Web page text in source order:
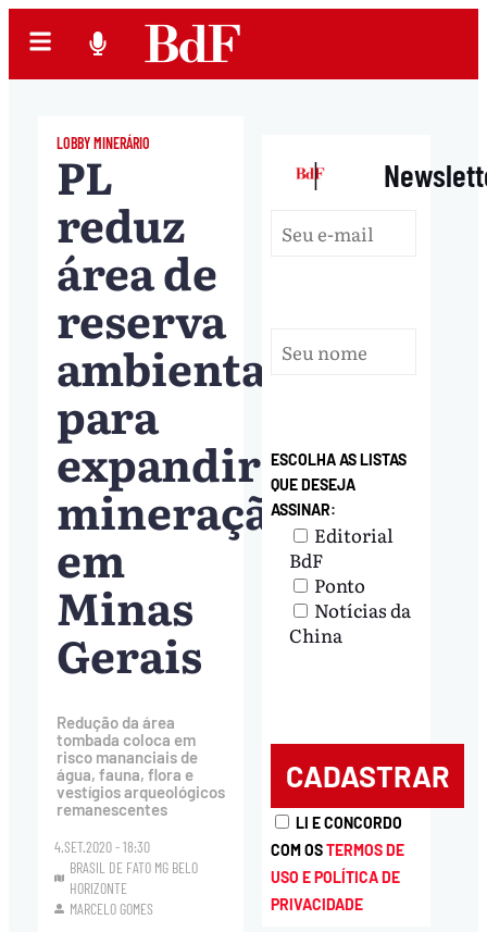
LOBBY MINERÁRIO
PL
reduz
área de
reserva
ambiental
para
expandir
mineração
em
Minas
Gerais
Redução da área
tombada coloca em
risco mananciais de
água, fauna, flora e
vestígios arqueológicos
remanescentes
4.SET.2020 - 18:30
BRASIL DE FATO MG BELO
HORIZONTE
MARCELO GOMES
|
ESCOLHA AS LISTAS
QUE DESEJA
ASSINAR:
Editorial
BdF
Ponto
Notícias da
China
LI E CONCORDO
COM OSTERMOS DE
USO E POLÍTICA DE
PRIVACIDADE